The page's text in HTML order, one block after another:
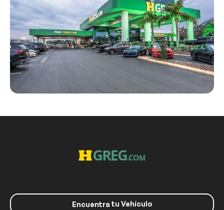
Encuentra tu Vehículo
archivo a servicios como Google Drive, Dropbox, Imgur o
OneDrive y pegar aquí el enlace para compartir.